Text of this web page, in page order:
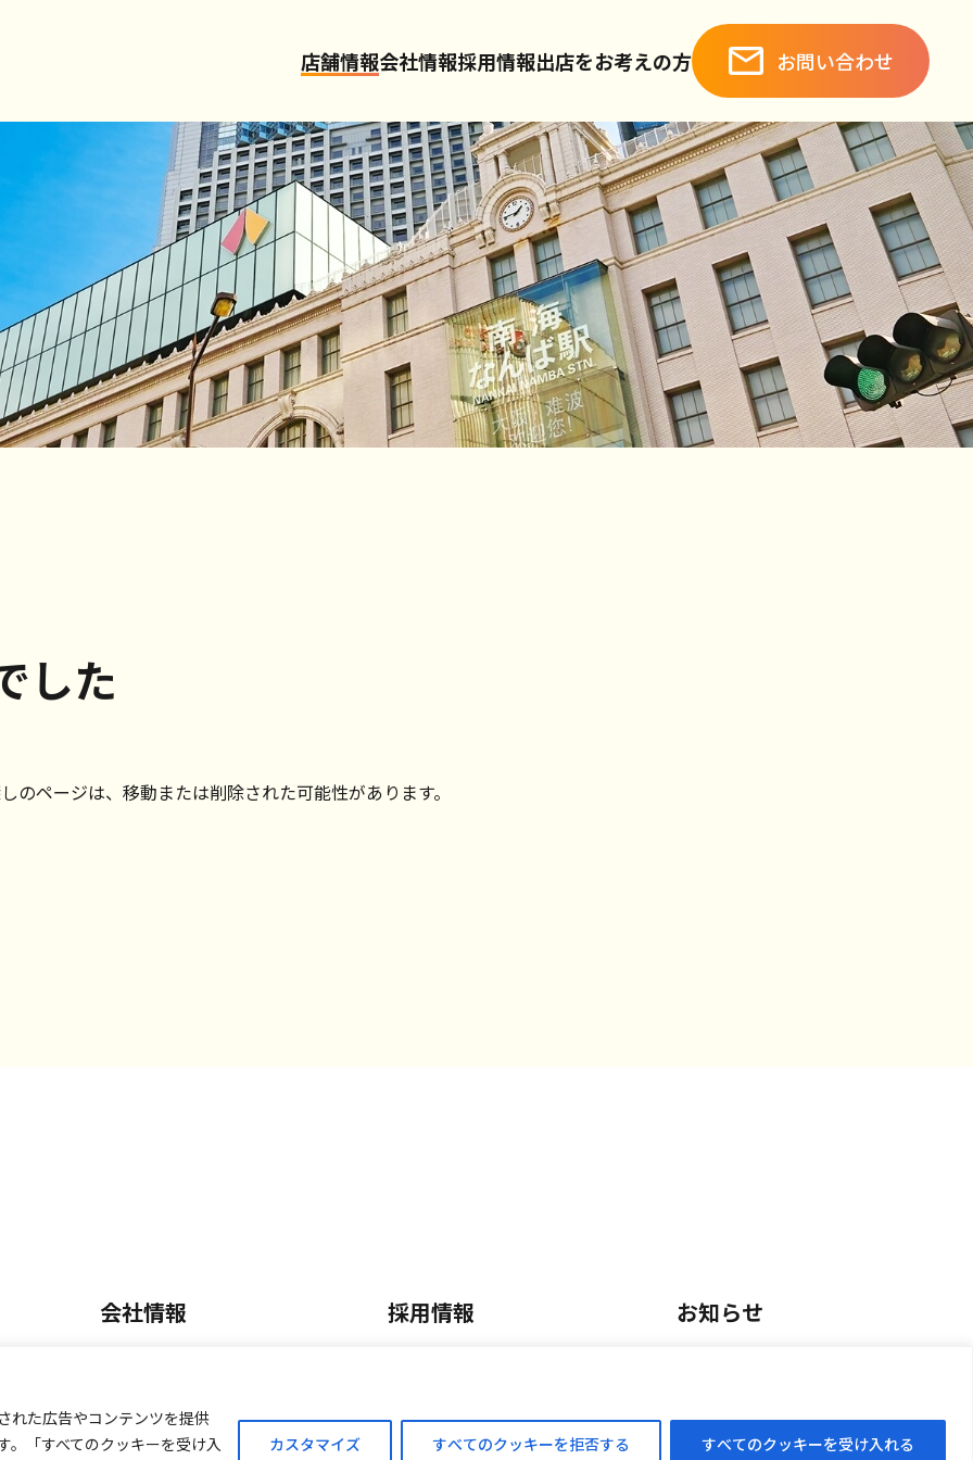
れた広告やコンテンツを提供
「すべてのクッキーを受け入
カスタマイズ すべてのクッキーを拒否する すべてのクッキーを受け入れる
店舗情報会社情報採用情報出店をお考えの方 お問い合わせ
した
のページは、移動または削除された可能性があります。
内
会社情報
事業内容
外商販売
採用情報 お知らせ